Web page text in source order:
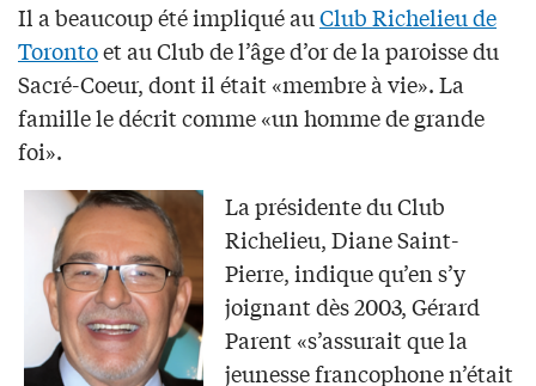
Il a beaucoup été impliqué auClub Richelieu de
Torontoet au Club de l’âge d’or de la paroisse du
Sacré-Coeur, dont il était «membre à vie». La
famille le décrit comme «un homme de grande
foi».
La présidente du Club
Richelieu, Diane Saint-
Pierre, indique qu’en s’y
joignant dès 2003, Gérard
Parent «s’assurait que la
jeunesse francophone n’était